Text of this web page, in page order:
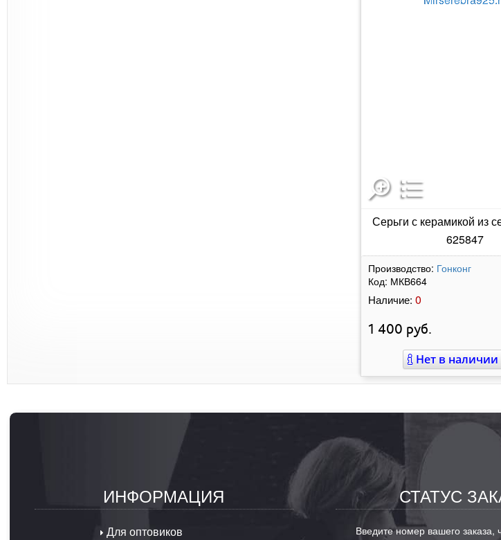
Серьги с керамикой из
625847
Производство: Гонконг
Код: МКВ664
Наличие: 0
1 400 руб.
Нет в наличии
ИНФОРМАЦИЯ
Для оптовиков
СТАТУС
Введите номер вашего заказа,